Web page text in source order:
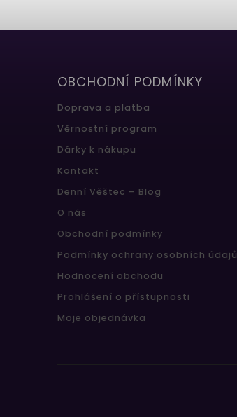
OBCHODNÍ PODMÍNKY
Doprava a platba
Věrnostní program
Dárky k nákupu
Kontakt
Denní Věštec – Blog
O nás
Obchodní podmínky
Podmínky ochrany osobních údajů
Hodnocení obchodu
Prohlášení o přístupnosti
Moje objednávka